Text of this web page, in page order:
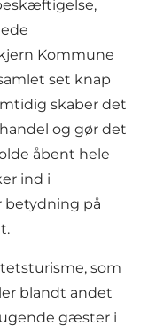
Kommune
set knap
skaber det
og gør det
åbent hele
ind i
betydning på
som
blandt andet
gæster i